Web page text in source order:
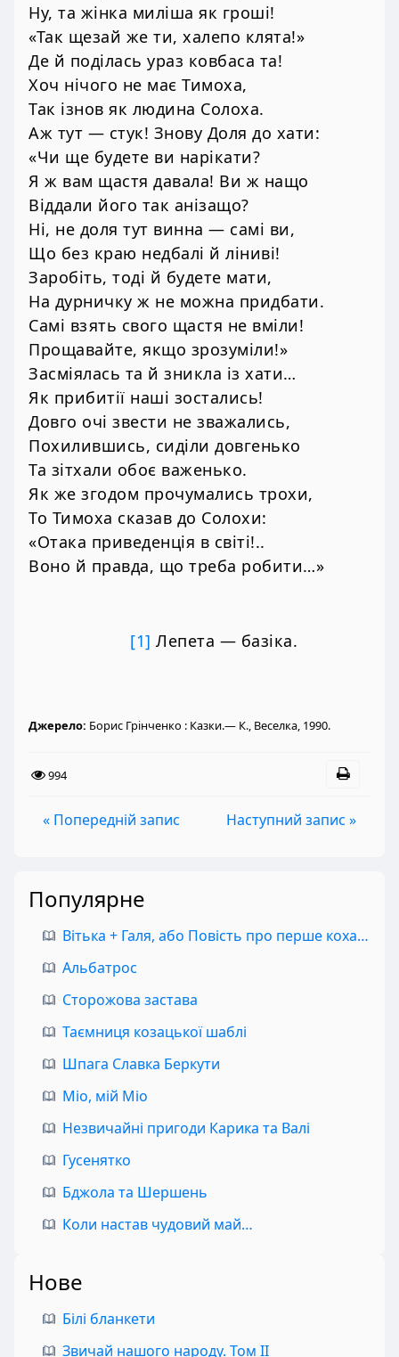
Ну, та жінка миліша як гроші!
«Так щезай же ти, халепо клята!»
Де й поділась ураз ковбаса та!
Хоч нічого не має Тимоха,
Так ізнов як людина Солоха.
Аж тут — стук! Знову Доля до хати:
«Чи ще будете ви нарікати?
Я ж вам щастя давала! Ви ж нащо
Віддали його так анізащо?
Ні, не доля тут винна — самі ви,
Що без краю недбалі й ліниві!
Заробіть, тоді й будете мати,
На дурничку ж не можна придбати.
Самі взять свого щастя не вміли!
Прощавайте, якщо зрозуміли!»
Засміялась та й зникла із хати…
Як прибитії наші зостались!
Довго очі звести не зважались,
Похилившись, сиділи довгенько
Та зітхали обоє важенько.
Як же згодом прочумались трохи,
То Тимоха сказав до Солохи:
«Отака приведенція в світі!..
Воно й правда, що треба робити…»
[1] Лепета — базіка.
Джерело: Борис Грінченко : Казки.— К., Веселка, 1990.
994
« Попередній запис Наступний запис »
Популярне
Вітька + Галя, або Повість про перше кохання
Альбатрос
Сторожова застава
Таємниця козацької шаблі
Шпага Славка Беркути
Міо, мій Міо
Незвичайні пригоди Карика та Валі
Гусенятко
Бджола та Шершень
Коли настав чудовий май…
Нове
Білі бланкети
Звичай нашого народу. Том II